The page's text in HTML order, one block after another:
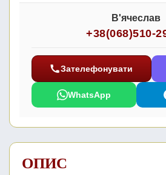
В'ячеслав
+38(068)510-
Зателефонувати
WhatsApp
ОПИС